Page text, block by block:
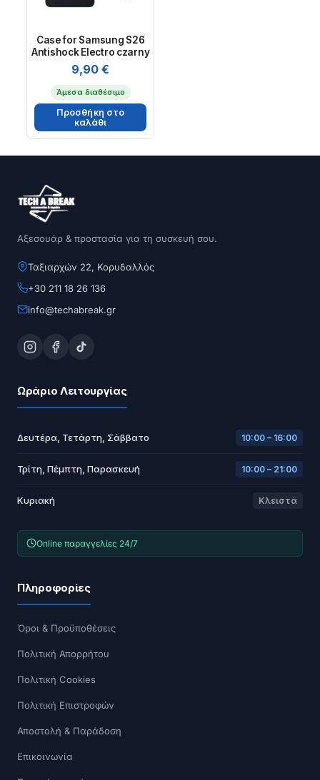
Case for Samsung S26
Antishock Electro czarny
9,90€
Άμεσα διαθέσιμο
Προσθήκη στο
καλάθι
Αξεσουάρ & προστασία για τη συσκευή σου.
Ταξιαρχών 22, Κορυδαλλός
+30 211 18 26 136
info@techabreak.gr
Ωράριο Λειτουργίας
Δευτέρα, Τετάρτη, Σάββατο 10:00 – 16:00
Τρίτη, Πέμπτη, Παρασκευή 10:00 – 21:00
Κυριακή Κλειστά
Online παραγγελίες 24/7
Πληροφορίες
Όροι & Προϋποθέσεις
Πολιτική Απορρήτου
Πολιτική Cookies
Πολιτική Επιστροφών
Αποστολή & Παράδοση
Επικοινωνία